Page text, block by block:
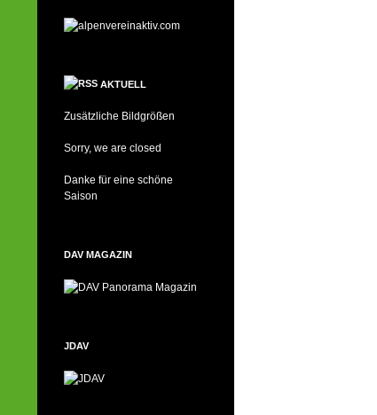
AKTUELL
Zusätzliche Bildgrößen
Sorry, we are closed
Danke für eine schöne
Saison
DAV MAGAZIN
JDAV